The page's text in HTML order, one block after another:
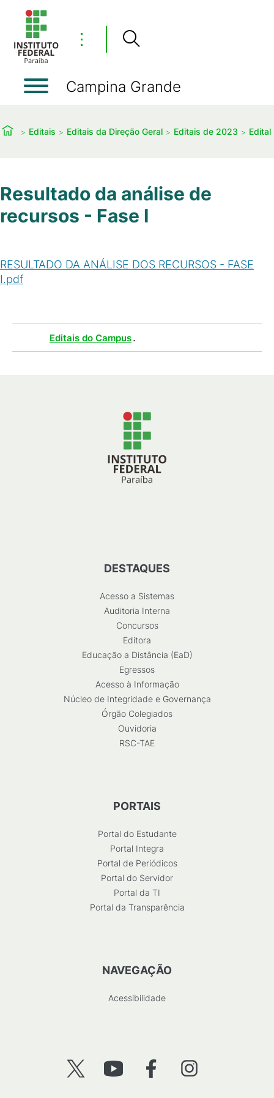
⋮
Campina Grande
Editais Editais da Direção Geral Editais de 2023 Edital
Resultado da análise de
recursos - Fase I
RESULTADO DA ANÁLISE DOS RECURSOS - FASE
I.pdf
Editais do Campus.
DESTAQUES
Acesso a Sistemas
Auditoria Interna
Concursos
Editora
Educação a Distância (EaD)
Egressos
Acesso à Informação
Núcleo de Integridade e Governança
Órgão Colegiados
Ouvidoria
RSC-TAE
PORTAIS
Portal do Estudante
Portal Integra
Portal de Periódicos
Portal do Servidor
Portal da TI
Portal da Transparência
NAVEGAÇÃO
Acessibilidade